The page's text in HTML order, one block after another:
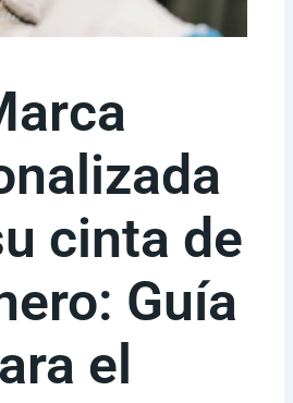
cinta de
Guía
el